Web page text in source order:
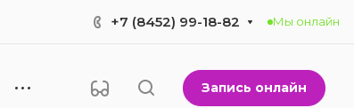
+7 (8452) 99-18-82 Мы онлайн
Запись онлайн